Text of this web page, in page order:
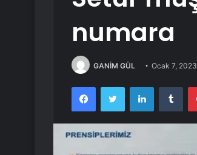
numara
GANİM GÜL Ocak 7, 2023
FacebookTwitter LinkedIn